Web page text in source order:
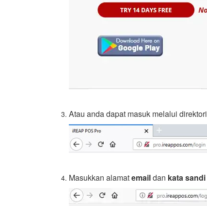
Atau anda dapat masuk melalui direktori
Masukkan alamatemaildan kata sandi